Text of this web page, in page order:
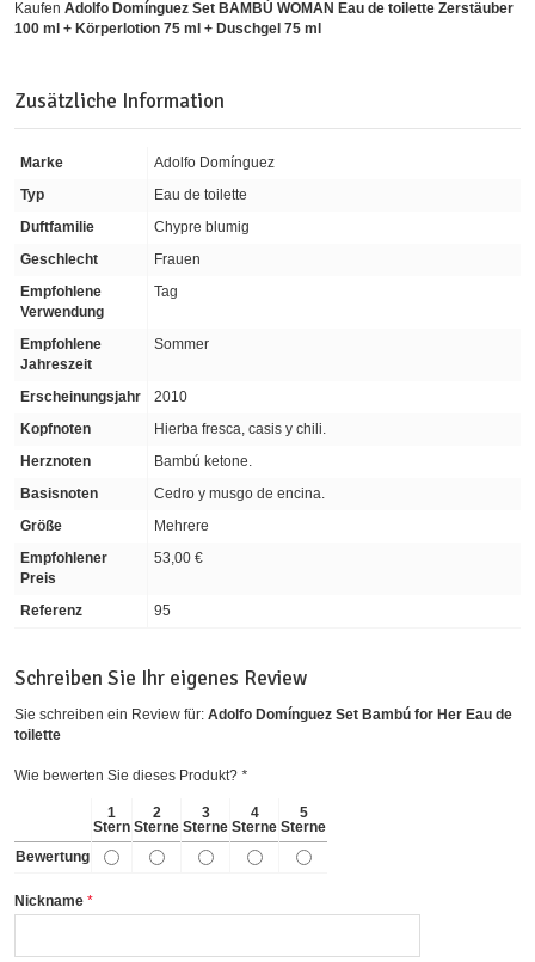
Kaufen Adolfo Domínguez Set BAMBÚ WOMAN Eau de toilette Zerstäuber
100 ml + Körperlotion 75 ml + Duschgel 75 ml
Zusätzliche Information
Marke
Adolfo Domínguez
Typ
Eau de toilette
Duftfamilie
Chypre blumig
Geschlecht
Frauen
Empfohlene
Verwendung
Tag
Empfohlene
Jahreszeit
Sommer
Erscheinungsjahr
2010
Kopfnoten
Hierba fresca, casis y chili.
Herznoten
Bambú ketone.
Basisnoten
Cedro y musgo de encina.
Größe
Mehrere
Empfohlener
Preis
53,00 €
Referenz 95
Schreiben Sie Ihr eigenes Review
Sie schreiben ein Review für: Adolfo Domínguez Set Bambú for Her Eau de
toilette
Wie bewerten Sie dieses Produkt? *
1
Stern
2
Sterne
3
Sterne
4
Sterne
5
Sterne
Bewertung
Nickname